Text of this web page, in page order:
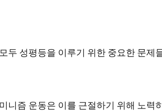
두 성평등을 이루기 위한 중요한 문제
니즘 운동은 이를 근절하기 위해 노력